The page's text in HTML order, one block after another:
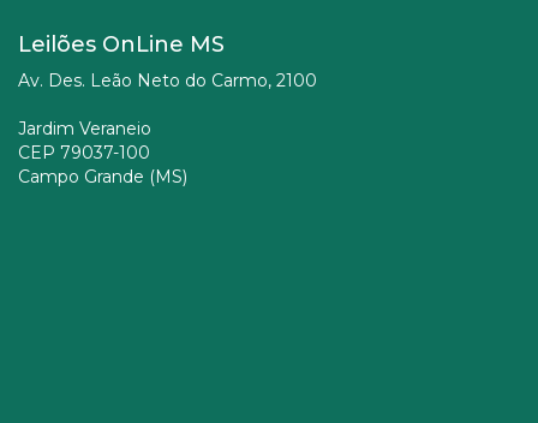
Leilões OnLine MS
Av. Des. Leão Neto do Carmo, 2100
Jardim Veraneio
CEP 79037-100
Campo Grande (MS)